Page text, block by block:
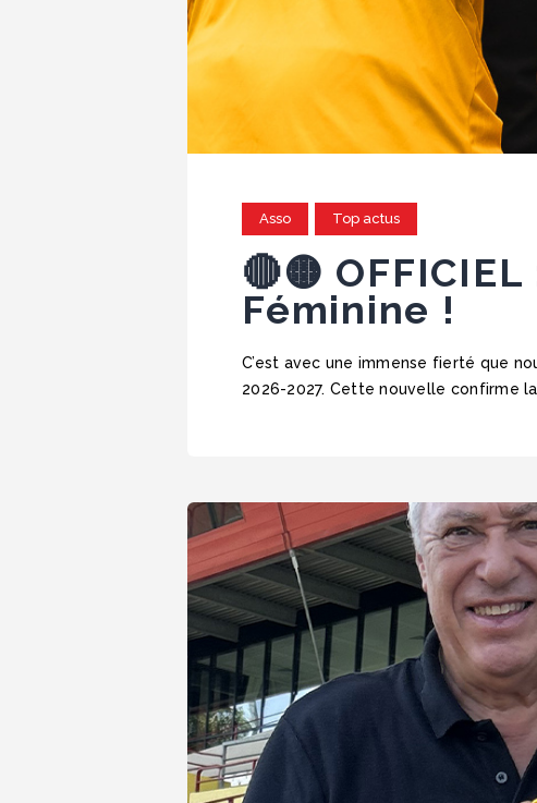
Asso Top actus
🔴🟡
Féminine !
C’est avec une immense fierté que
2026-2027. Cette nouvelle confirme